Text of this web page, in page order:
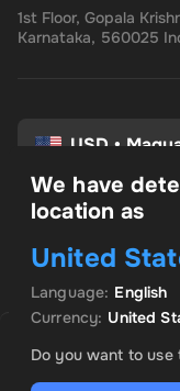
US$
1st Floor, Gopala
Karnataka, 560025
USD •
Adatvédelmi
Pénzvisszatérítési
Hozzájárulási
We have
location as
United
Language: English
Currency: United
Do you want to use